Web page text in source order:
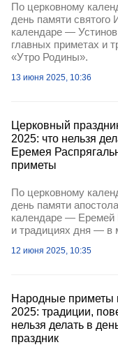
По церковному
день памяти
календаре —
главных приметах и
«Утро Родины».
13 июня 2025, 10:36
Церковный
2025: что нельзя
Еремея
приметы
По церковному
день памяти
календаре — Еремей
и традициях дня — в
12 июня 2025, 10:35
Народные приметы
2025: традиции,
нельзя делать в
праздник